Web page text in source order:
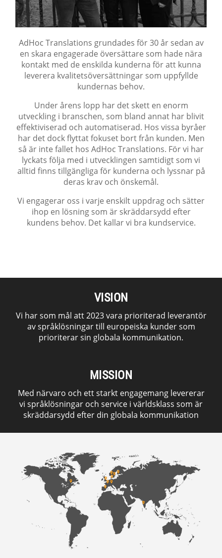
AdHoc Translations grundades för 30 år sedan av
en skara engagerade översättare som hade nära
kontakt med de enskilda kunderna för att kunna
leverera kvalitetsöversättningar som uppfyllde
kundernas behov.
Under årens lopp har det skett en enorm
utveckling i branschen, som bland annat har blivit
effektiviserad och automatiserad. Hos vissa byråer
har det dock flyttat fokuset bort från kunden. Men
så är inte fallet hos AdHoc Translations. För vi har
lyckats följa med i utvecklingen samtidigt som vi
alltid finns tillgängliga för kunderna och lyssnar på
deras krav och önskemål.
Vi engagerar oss i varje enskilt uppdrag och sätter
ihop en lösning som är skräddarsydd efter
kundens behov. Det kallar vi bra kundservice.
VISION
Vi har som mål att 2023 vara prioriterad leverantör
av språklösningar till europeiska kunder som
prioriterar sin globala kommunikation.
MISSION
Med närvaro och ett starkt engagemang levererar
vi språklösningar och service i världsklass som är
skräddarsydd efter din globala kommunikation